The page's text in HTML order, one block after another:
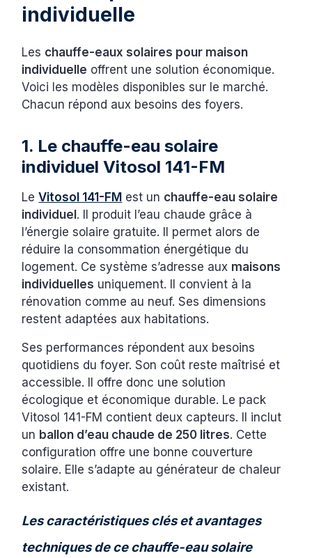
individuelle
Les chauffe-eaux solaires pour maison
individuelle offrent une solution économique.
Voici les modèles disponibles sur le marché.
Chacun répond aux besoins des foyers.
1. Le chauffe-eau solaire
individuel Vitosol 141-FM
LeVitosol 141-FM est un chauffe-eau solaire
individuel . Il produit l’eau chaude grâce à
l’énergie solaire gratuite. Il permet alors de
réduire la consommation énergétique du
logement. Ce système s’adresse aux maisons
individuelles uniquement. Il convient à la
rénovation comme au neuf. Ses dimensions
restent adaptées aux habitations.
Ses performances répondent aux besoins
quotidiens du foyer. Son coût reste maîtrisé et
accessible. Il offre donc une solution
écologique et économique durable. Le pack
Vitosol 141-FM contient deux capteurs. Il inclut
un ballon d’eau chaude de 250 litres. Cette
configuration offre une bonne couverture
solaire. Elle s’adapte au générateur de chaleur
existant.
Les caractéristiques clés et avantages
techniques de ce chauffe-eau solaire